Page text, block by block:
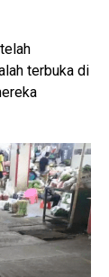
terbuka di